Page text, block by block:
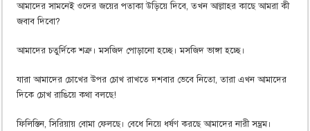
আমাদের সামনেই ওদের জয়ের পতাকা উড়িয়ে দিবে, তখন আল্লাহর কাছে আমরা কী
জবাব দিবো?
আমাদের চতুর্দিকে শত্রু। মসজিদ পোড়ানো হচ্ছে। মসজিদ ভাঙ্গা হচ্ছে।
যারা আমাদের চোখের উপর চোখ রাখতে দশবার ভেবে নিতো, তারা এখন আমাদের
দিকে চোখ রাঙিয়ে কথা বলছে!
ফিলিস্তিন, সিরিয়ায় বোমা ফেলছে। বেধে নিয়ে ধর্ষণ করছে আমাদের নারী সম্ভ্রম।